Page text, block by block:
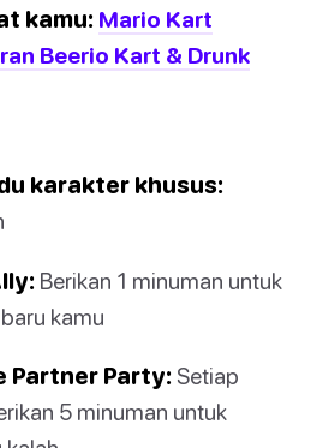
kamu: Mario Kart
Beerio Kart & Drunk
karakter khusus:
Berikan 1 minuman untuk
kamu
Partner Party: Setiap
5 minuman untuk